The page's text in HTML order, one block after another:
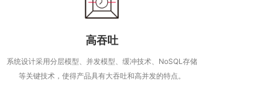
高吞吐
系统设计采用分层模型、并发模型、缓冲技术、NoSQL存储
等关键技术，使得产品具有大吞吐和高并发的特点。